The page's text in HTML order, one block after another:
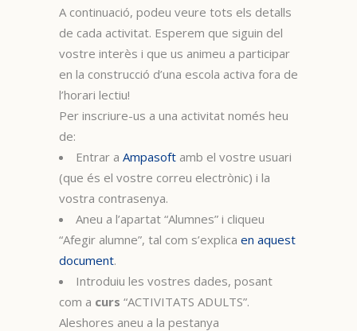
A continuació, podeu veure tots els detalls
de cada activitat. Esperem que siguin del
vostre interès i que us animeu a participar
en la construcció d’una escola activa fora de
l’horari lectiu!
Per inscriure-us a una activitat només heu
de:
Entrar a Ampasoft amb el vostre usuari
(que és el vostre correu electrònic) i la
vostra contrasenya.
Aneu a l’apartat “Alumnes” i cliqueu
“Afegir alumne”, tal com s’explica en aquest
document.
Introduiu les vostres dades, posant
com a curs “ACTIVITATS ADULTS”.
Aleshores aneu a la pestanya